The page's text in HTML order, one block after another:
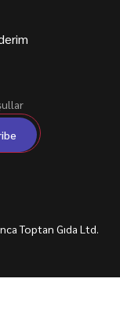
Toptan Gıda Ltd.